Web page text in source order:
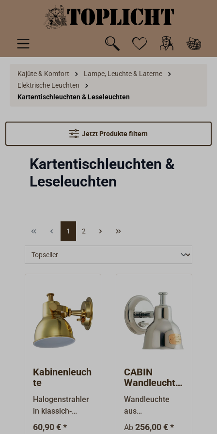
springen
Kajüte & Komfort
Lampe, Leuchte & Laterne
Elektrische Leuchten
Kartentischleuchten & Leseleuchten
Jetzt Produkte filtern
Kartentischleuchten &
Leseleuchten
1 2
Kabinenleuch
te
Halogenstrahler
in klassich-
zeitlosem Design
60,90 € *
CABIN
Wandleuchte
OCEAN
Edelstahl
Wandleuchte
aus
hochglanzpoliert
Ab 256,00 € *